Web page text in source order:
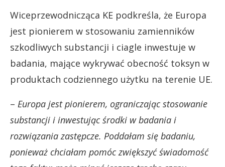
Wiceprzewodnicząca KE podkreśla, że Europa
jest pionierem w stosowaniu zamienników
szkodliwych substancji i ciagle inwestuje w
badania, mające wykrywać obecność toksyn w
produktach codziennego użytku na terenie UE.
– Europa jest pionierem, ograniczając stosowanie
substancji i inwestując środki w badania i
rozwiązania zastępcze. Poddałam się badaniu,
ponieważ chciałam pomóc zwiększyć świadomość